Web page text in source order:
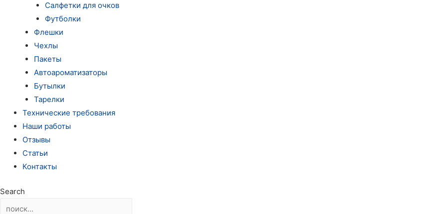
Салфетки для очков
Футболки
Флешки
Чехлы
Пакеты
Автоароматизаторы
Бутылки
Тарелки
Технические требования
Наши работы
Отзывы
Статьи
Контакты
Search